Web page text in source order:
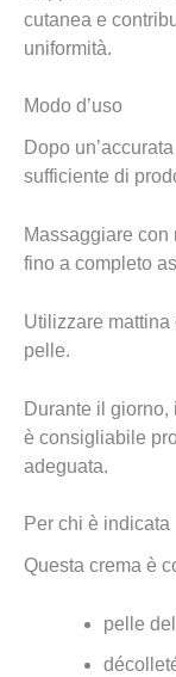
cutanea e
uniformità.
Modo d’uso
Dopo
sufficiente di
Massaggiare con
fino a completo
Utilizzare
pelle.
Durante il
è consigliabile
adeguata.
Per chi è indicata
Questa crema è
pelle